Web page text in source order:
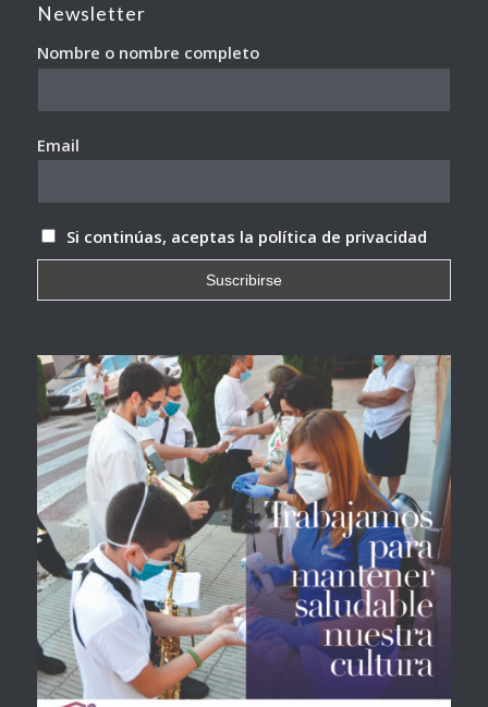
Newsletter
Nombre o nombre completo
Email
Si continúas, aceptas la política de privacidad